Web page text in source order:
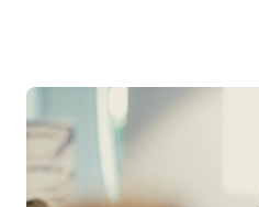
attraverso una piattaforma
anche al racconto di
particolare, è stata condivisa la
CEO di Vitesy, realtà nata a
costruito un percorso di
innovazione, capacità di